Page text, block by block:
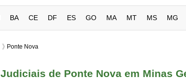
BA CE DF ES GO MA MT MS MG
Ponte Nova
de Ponte Nova em Minas